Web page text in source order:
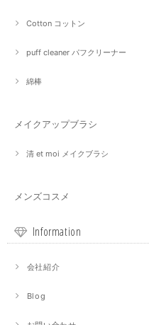
Cotton コットン
puff cleaner パフクリーナー
綿棒
メイクアップブラシ
清 et moi メイクブラシ
メンズコスメ
Information
会社紹介
Blog